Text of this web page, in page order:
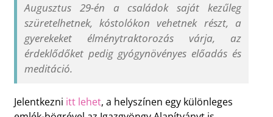
Augusztus 29-én a családok saját kezűleg
szüretelhetnek, kóstolókon vehetnek részt, a
gyerekeket élménytraktorozás várja, az
érdeklődőket pedig gyógynövényes előadás és
meditáció.
Jelentkezni itt lehet, a helyszínen egy különleges